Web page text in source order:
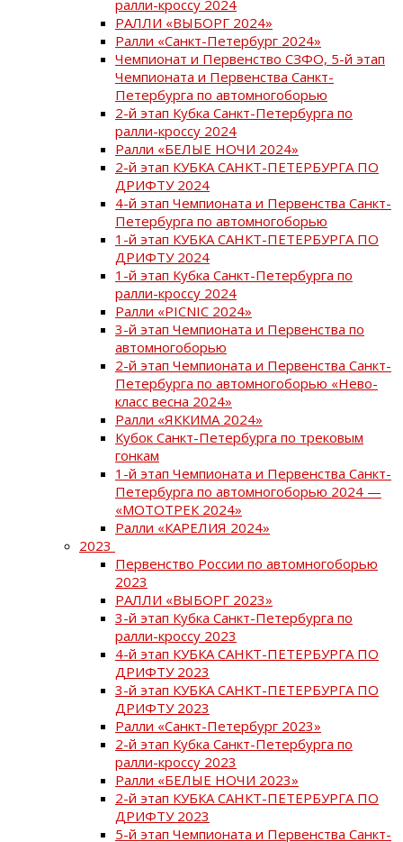
ралли-кроссу 2024
РАЛЛИ «ВЫБОРГ 2024»
Ралли «Санкт-Петербург 2024»
Чемпионат и Первенство СЗФО, 5-й этап
Чемпионата и Первенства Санкт-
Петербурга по автомногоборью
2-й этап Кубка Санкт-Петербурга по
ралли-кроссу 2024
Ралли «БЕЛЫЕ НОЧИ 2024»
2-й этап КУБКА САНКТ-ПЕТЕРБУРГА ПО
ДРИФТУ 2024
4-й этап Чемпионата и Первенства Санкт-
Петербурга по автомногоборью
1-й этап КУБКА САНКТ-ПЕТЕРБУРГА ПО
ДРИФТУ 2024
1-й этап Кубка Санкт-Петербурга по
ралли-кроссу 2024
Ралли «PICNIC 2024»
3-й этап Чемпионата и Первенства по
автомногоборью
2-й этап Чемпионата и Первенства Санкт-
Петербурга по автомногоборью «Нево-
класс весна 2024»
Ралли «ЯККИМА 2024»
Кубок Санкт-Петербурга по трековым
гонкам
1-й этап Чемпионата и Первенства Санкт-
Петербурга по автомногоборью 2024 —
«МОТОТРЕК 2024»
Ралли «КАРЕЛИЯ 2024»
2023
Первенство России по автомногоборью
2023
РАЛЛИ «ВЫБОРГ 2023»
3-й этап Кубка Санкт-Петербурга по
ралли-кроссу 2023
4-й этап КУБКА САНКТ-ПЕТЕРБУРГА ПО
ДРИФТУ 2023
3-й этап КУБКА САНКТ-ПЕТЕРБУРГА ПО
ДРИФТУ 2023
Ралли «Санкт-Петербург 2023»
2-й этап Кубка Санкт-Петербурга по
ралли-кроссу 2023
Ралли «БЕЛЫЕ НОЧИ 2023»
2-й этап КУБКА САНКТ-ПЕТЕРБУРГА ПО
ДРИФТУ 2023
5-й этап Чемпионата и Первенства Санкт-